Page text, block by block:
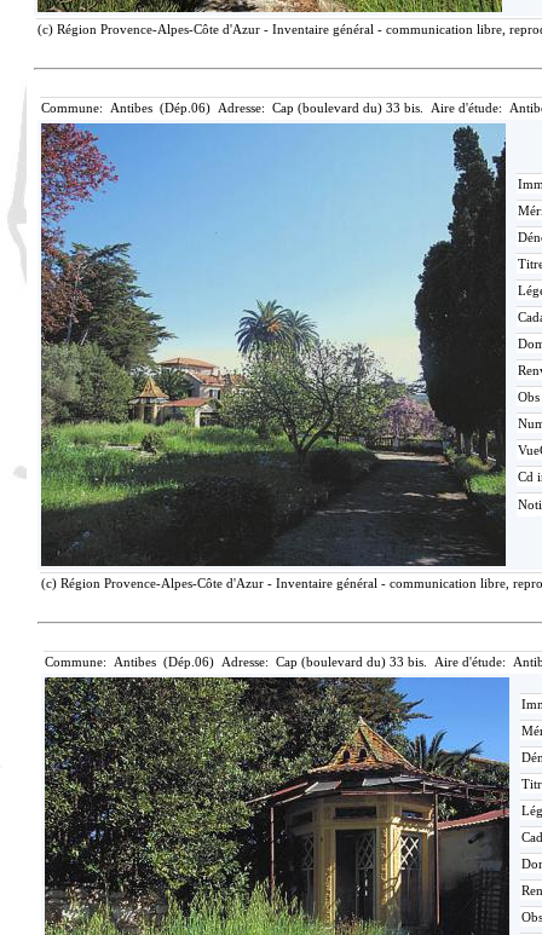
(c) Région Provence-Alpes-Côte d'Azur - Inventaire général - communication libre,
Commune: Antibes (Dép.06) Adresse: Cap (boulevard du) 33 bis. Aire d'étude:
Obs
Cd
(c) Région Provence-Alpes-Côte d'Azur - Inventaire général - communication libre,
Commune: Antibes (Dép.06) Adresse: Cap (boulevard du) 33 bis. Aire d'étude:
Obs